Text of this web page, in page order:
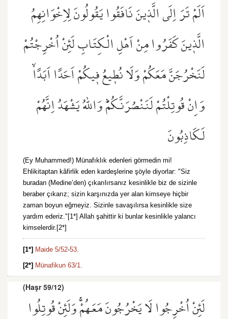
اَلَمْ تَرَ اِلَى الَّذ۪ينَ نَافَقُوا يَقُولُونَ لِاِخْوَانِهِمُ
الَّذ۪ينَ كَفَرُوا مِنْ اَهْلِ الْكِتَابِ لَئِنْ اُخْرِجْتُمْ
لَنَخْرُجَنَّ مَعَكُمْ وَلَا نُط۪يعُ ف۪يكُمْ اَحَدًا اَبَدًاۙ
وَاِنْ قُوتِلْتُمْ لَنَنْصُرَنَّكُمْۜ وَاللّٰهُ يَشْهَدُ اِنَّهُمْ
لَكَاذِبُونَ
(Ey Muhammed!) Münafıklık edenleri görmedin mi!
Ehlikitaptan kâfirlik eden kardeşlerine şöyle diyorlar: "Siz
buradan (Medine’den) çıkarılırsanız kesinlikle biz de sizinle
beraber çıkarız; sizin karşınızda yer alan kimseye hiçbir
zaman boyun eğmeyiz. Sizinle savaşılırsa kesinlikle size
yardım ederiz."[1*] Allah şahittir ki bunlar kesinlikle yalancı
kimselerdir.[2*]
[1*] Maide 5/52-53.
[2*] Münafikun 63/1.
(Haşr 59/12)
لَئِنْ اُخْرِجُوا لَا يَخْرُجُونَ مَعَهُمْۚ وَلَئِنْ قُوتِلُوا